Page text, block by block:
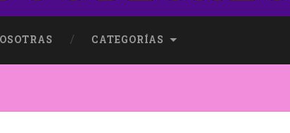
CATEGORÍAS